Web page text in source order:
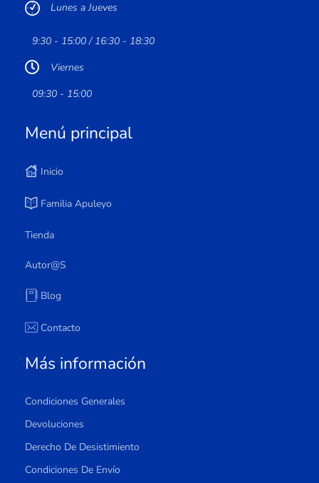
Lunes a Jueves
9:30 - 15:00 / 16:30 - 18:30
Viernes
09:30 - 15:00
Menú principal
Inicio
Familia Apuleyo
Tienda
Autor@s
Blog
Contacto
Más información
Condiciones Generales
Devoluciones
Derecho De Desistimiento
Condiciones De Envío